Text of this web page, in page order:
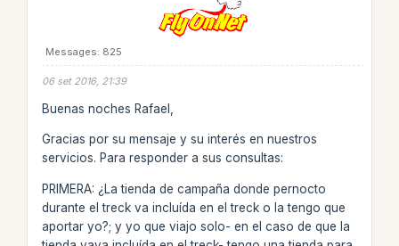
Messages: 825
06 set 2016, 21:39
Buenas noches Rafael,
Gracias por su mensaje y su interés en nuestros
servicios. Para responder a sus consultas:
PRIMERA: ¿La tienda de campaña donde pernocto
durante el treck va incluída en el treck o la tengo que
aportar yo?; y yo que viajo solo- en el caso de que la